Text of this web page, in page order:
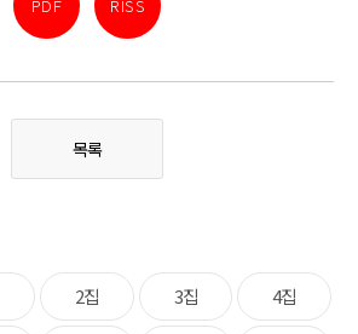
목록
2집 3집 4집